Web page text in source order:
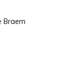
Braem